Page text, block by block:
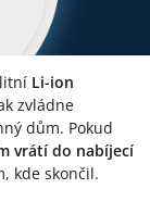
Li-ion
zvládne
dům. Pokud
vrátí do nabíjecí
kde skončil.